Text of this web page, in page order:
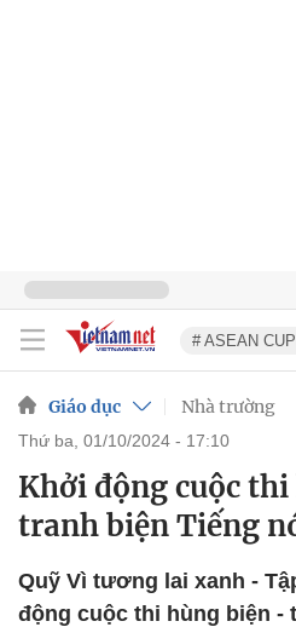
# ASEAN
Giáo dục Nhà trường
thứ ba, 01/10/2024 - 17:10
Khởi động cuộc
tranh biện Tiếng
Quỹ Vì tương lai xanh -
động cuộc thi hùng biện -